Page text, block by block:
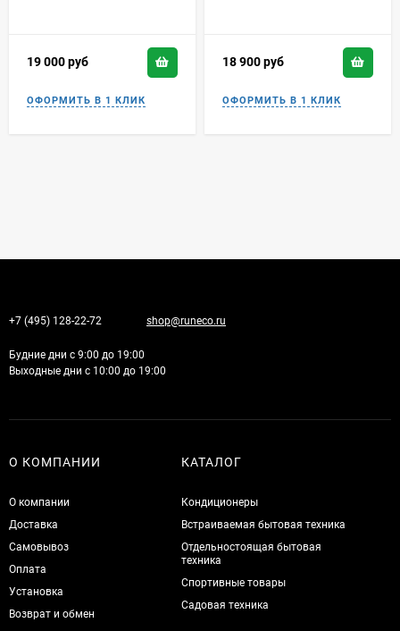
19 000руб 18 900руб
+7 (495) 128-22-72 shop@runeco.ru
Будние дни с 9:00 до 19:00
Выходные дни с 10:00 до 19:00
О КОМПАНИИ
О компании
Доставка
Самовывоз
Оплата
Установка
Возврат и обмен
КАТАЛОГ
Кондиционеры
Встраиваемая бытовая техника
Отдельностоящая бытовая
техника
Спортивные товары
Садовая техника